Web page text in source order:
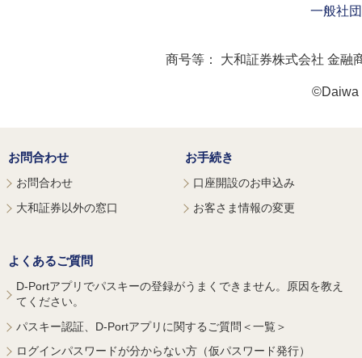
一般社
商号等： 大和証券株式会社 金融
©Daiwa
お問合わせ
お問合わせ
大和証券以外の窓口
お手続き
口座開設のお申込み
お客さま情報の変更
よくあるご質問
D-Portアプリでパスキーの登録がうまくできません。原因を教え
てください。
パスキー認証、D-Portアプリに関するご質問＜一覧＞
ログインパスワードが分からない方（仮パスワード発行）